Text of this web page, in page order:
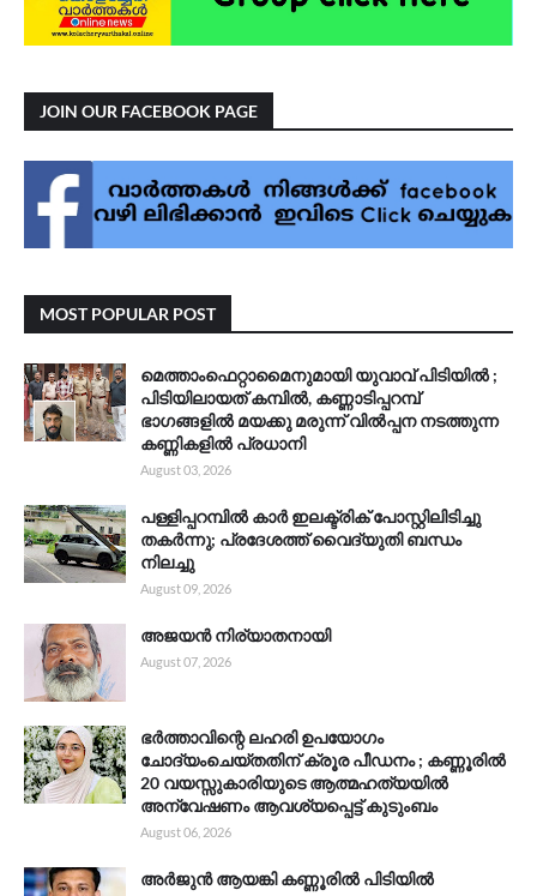
JOIN OUR FACEBOOK PAGE
MOST POPULAR POST
മെത്താംഫെറ്റാമൈനുമായി യുവാവ് പിടിയിൽ ;
പിടിയിലായത് കമ്പിൽ, കണ്ണാടിപ്പറമ്പ്
ഭാഗങ്ങളിൽ മയക്കു മരുന്ന് വിൽപ്പന നടത്തുന്ന
കണ്ണികളിൽ പ്രധാനി
August 03, 2026
പള്ളിപ്പറമ്പിൽ കാർ ഇലക്ട്രിക് പോസ്റ്റിലിടിച്ചു
തകർന്നു; പ്രദേശത്ത് വൈദ്യുതി ബന്ധം
നിലച്ചു
August 09, 2026
അജയൻ നിര്യാതനായി
August 07, 2026
ഭർത്താവിന്റെ ലഹരി ഉപയോഗം
ചോദ്യംചെയ്തതിന് ക്രൂര പീഡനം ; കണ്ണൂരിൽ
20 വയസ്സുകാരിയുടെ ആത്മഹത്യയിൽ
അന്വേഷണം ആവശ്യപ്പെട്ട് കുടുംബം
August 06, 2026
അർജുൻ ആയങ്കി കണ്ണൂരിൽ പിടിയിൽ